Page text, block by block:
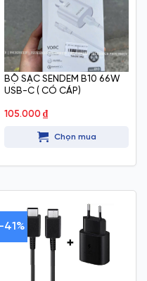
BỘ SẠC SENDEM B10 66W
USB-C ( CÓ CÁP)
105.000 ₫
Chọn mua
-41%